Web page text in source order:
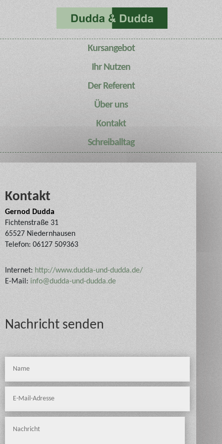
Kursangebot
Ihr Nutzen
Der Referent
Über uns
Kontakt
Schreiballtag
Kontakt
Gernod Dudda
Fichtenstraße 31
65527 Niedernhausen
Telefon: 06127 509363
Internet: http://www.dudda-und-dudda.de/
E-Mail: info@dudda-und-dudda.de
Nachricht senden